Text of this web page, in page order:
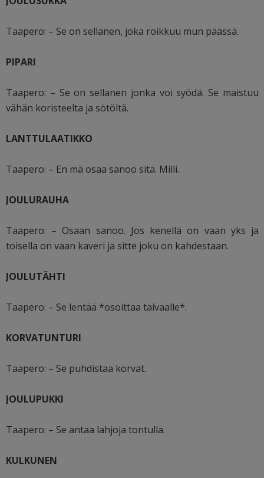
Taapero: – Se on sellanen, joka roikkuu mun päässä.
PIPARI
Taapero: – Se on sellanen jonka voi syödä. Se maistuu
vähän koristeelta ja sötöltä.
LANTTULAATIKKO
Taapero: – En mä osaa sanoo sitä. Milli.
JOULURAUHA
Taapero: – Osaan sanoo. Jos kenellä on vaan yks ja
toisella on vaan kaveri ja sitte joku on kahdestaan.
JOULUTÄHTI
Taapero: – Se lentää *osoittaa taivaalle*.
KORVATUNTURI
Taapero: – Se puhdistaa korvat.
JOULUPUKKI
Taapero: – Se antaa lahjoja tontulla.
KULKUNEN